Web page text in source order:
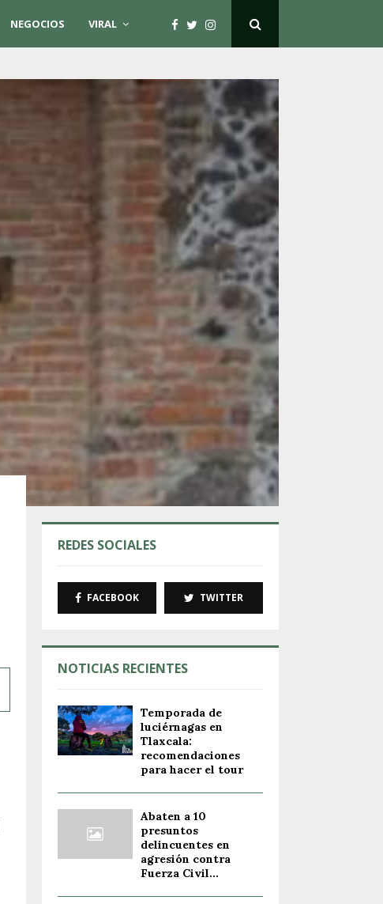
NEGOCIOS VIRAL
REDES SOCIALES
FACEBOOK TWITTER
NOTICIAS RECIENTES
Temporada de
luciérnagas en
Tlaxcala:
recomendaciones
para hacer el tour
Abaten a 10
presuntos
delincuentes en
agresión contra
Fuerza Civil...